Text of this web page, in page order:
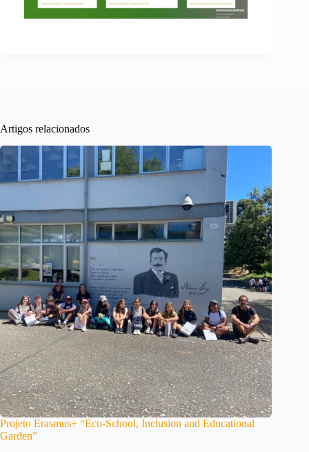
Artigos relacionados
Projeto Erasmus+ “Eco-School, Inclusion and Educational
Garden”